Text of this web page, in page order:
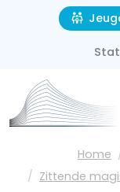
Overslaan en naar
Home
Zittende